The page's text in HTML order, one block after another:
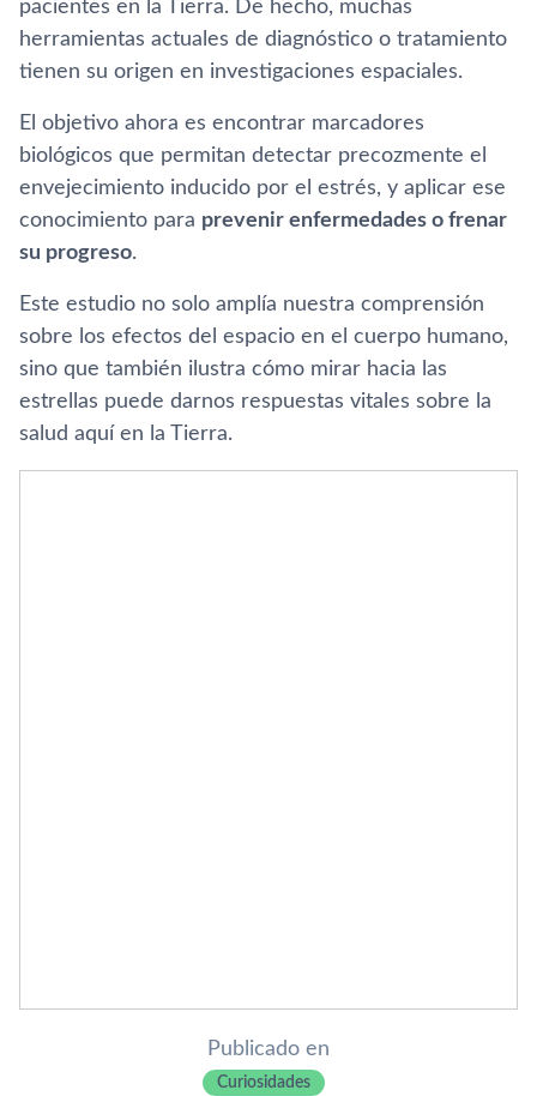
pacientes en la Tierra. De hecho, muchas
herramientas actuales de diagnóstico o tratamiento
tienen su origen en investigaciones espaciales.
El objetivo ahora es encontrar marcadores
biológicos que permitan detectar precozmente el
envejecimiento inducido por el estrés, y aplicar ese
conocimiento para prevenir enfermedades o frenar
su progreso.
Este estudio no solo amplía nuestra comprensión
sobre los efectos del espacio en el cuerpo humano,
sino que también ilustra cómo mirar hacia las
estrellas puede darnos respuestas vitales sobre la
salud aquí en la Tierra.
Publicado en
Curiosidades